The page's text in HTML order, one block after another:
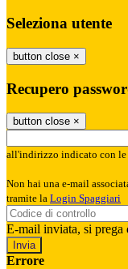
Seleziona utente
button close ×
Recupero
button close ×
all'indirizzo indicato con le
Non hai una e-mail
tramite la Login Spaggiari
E-mail inviata, si prega
Errore